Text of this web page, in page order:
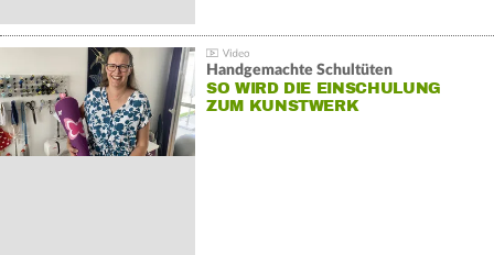
Handgemachte Schultüten
SO WIRD DIE EINSCHULUNG
ZUM KUNSTWERK